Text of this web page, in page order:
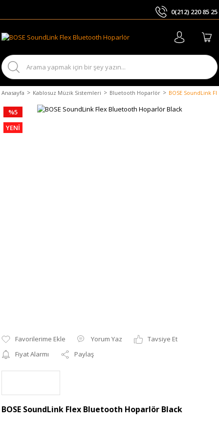
0(212) 220 85 25
Anasayfa Kablosuz Müzik Sistemleri Bluetooth Hoparlör BOSE SoundLink
%5
YENİ
Yorum Yaz
Tavsiye Et
Fiyat Alarmı
Paylaş
BOSE SoundLink Flex Bluetooth Hoparlör Black